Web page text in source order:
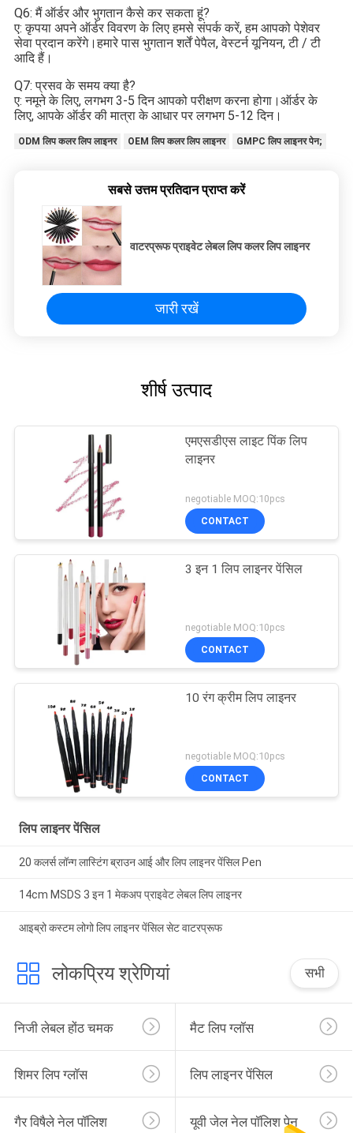
Q6: मैं ऑर्डर और भुगतान कैसे कर सकता हूं?
ए: कृपया अपने ऑर्डर विवरण के लिए हमसे संपर्क करें, हम आपको पेशेवर
सेवा प्रदान करेंगे।हमारे पास भुगतान शर्तें पेपैल, वेस्टर्न यूनियन, टी / टी
आदि हैं।
Q7: प्रसव के समय क्या है?
ए: नमूने के लिए, लगभग 3-5 दिन आपको परीक्षण करना होगा।ऑर्डर के
लिए, आपके ऑर्डर की मात्रा के आधार पर लगभग 5-12 दिन।
ODM लिप कलर लिप लाइनर OEM लिप कलर लिप लाइनर GMPC लिप लाइनर पेन;
सबसे उत्तम प्रतिदान प्राप्त करें
वाटरप्रूफ प्राइवेट लेबल लिप कलर लिप लाइनर
जारी रखें
शीर्ष उत्पाद
एमएसडीएस लाइट पिंक लिप
लाइनर
negotiable MOQ:10pcs
CONTACT
3 इन 1 लिप लाइनर पेंसिल
negotiable MOQ:10pcs
CONTACT
10 रंग क्रीम लिप लाइनर
negotiable MOQ:10pcs
CONTACT
लिप लाइनर पेंसिल
20 कलर्स लॉन्ग लास्टिंग ब्राउन आई और लिप लाइनर पेंसिल Pen
14cm MSDS 3 इन 1 मेकअप प्राइवेट लेबल लिप लाइनर
आइब्रो कस्टम लोगो लिप लाइनर पेंसिल सेट वाटरप्रूफ
लोकप्रिय श्रेणियां सभी
निजी लेबल होंठ चमक मैट लिप ग्लॉस
शिमर लिप ग्लॉस लिप लाइनर पेंसिल
गैर विषैले नेल पॉलिश यूवी जेल नेल पॉलिश पेन